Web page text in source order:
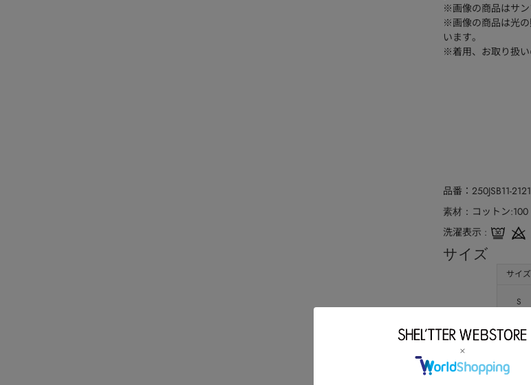
※画像の商品はサン
※画像の商品は光
います。
※着用、お取り扱い
品番 250JSB11-2121
素材
コットン:100
洗濯表示
サイズ
サイズ
S
M